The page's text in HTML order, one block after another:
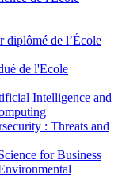
diplômé de l’École
de l'Ecole
Intelligence and
: Threats and
for Business